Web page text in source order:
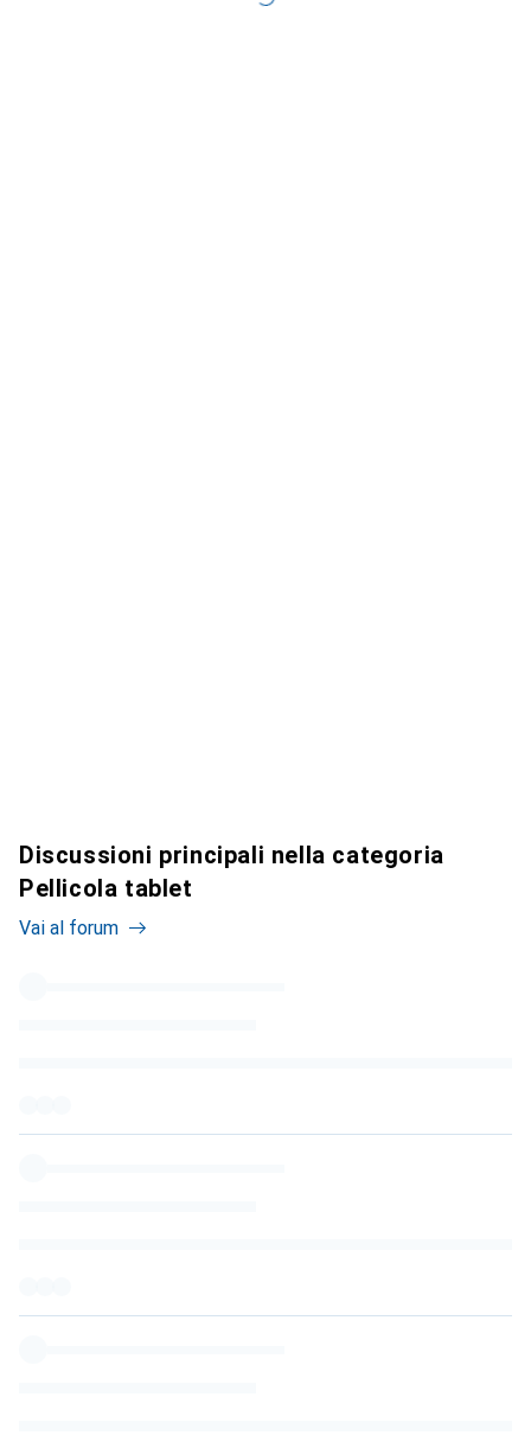
Discussioni principali nella categoria
Pellicola tablet
Vai al forum